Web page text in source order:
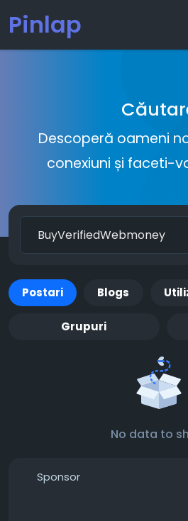
Pinlap
Descoperă oameni
conexiuni și faceti-
Postari Blogs
Grupuri
No data to
Sponsor